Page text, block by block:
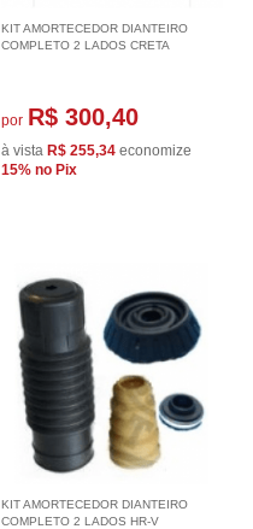
KIT AMORTECEDOR DIANTEIRO
COMPLETO 2 LADOS CRETA
por R$ 300,40
à vista R$ 255,34 economize
15% no Pix
KIT AMORTECEDOR DIANTEIRO
COMPLETO 2 LADOS HR-V